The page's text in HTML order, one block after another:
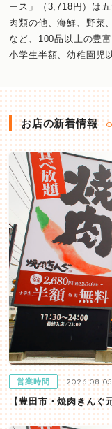
ース」（3,718円）は
肉類の他、海鮮、野菜
など、100品以上の豊
小学生半額、幼稚園児
お店の新着情報
営業時間 2026.08.05
【豊田市・焼肉きんぐ